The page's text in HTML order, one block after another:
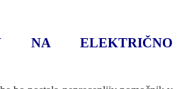
NA ELEKTRIČNO